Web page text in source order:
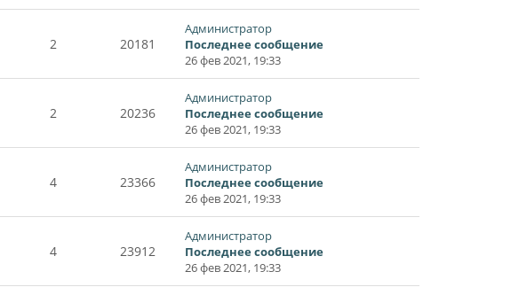
2 20181
Администратор
Последнее сообщение
26 фев 2021, 19:33
2 20236
Администратор
Последнее сообщение
26 фев 2021, 19:33
4 23366
Администратор
Последнее сообщение
26 фев 2021, 19:33
4 23912
Администратор
Последнее сообщение
26 фев 2021, 19:33